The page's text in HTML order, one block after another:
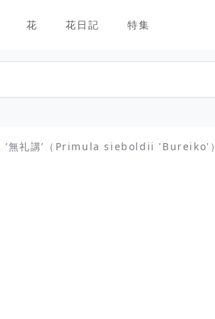
花 花日記 特集
無礼講’（Primula sieboldii 'Bureiko'）